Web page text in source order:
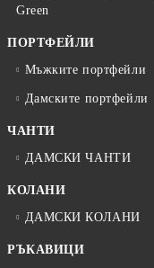
Green
ПОРТФЕЙЛИ
Мъжките портфейли
Дамските портфейли
ЧАНТИ
ДАМСКИ ЧАНТИ
КОЛАНИ
ДАМСКИ КОЛАНИ
РЪКАВИЦИ